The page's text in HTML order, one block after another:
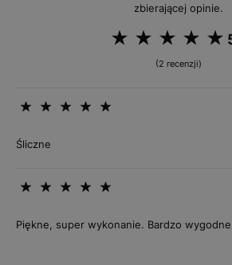
zbierającej opinie.
(2 recenzji)
Śliczne
Piękne, super wykonanie. Bardzo wygodne.